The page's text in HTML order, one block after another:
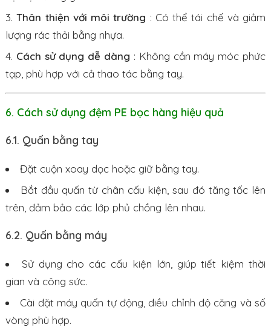
Thân thiện với môi trường : Có thể tái chế và giảm
lượng rác thải bằng nhựa.
Cách sử dụng dễ dàng : Không cần máy móc phức
tạp, phù hợp với cả thao tác bằng tay.
6. Cách sử dụng đệm PE bọc hàng hiệu quả
6.1. Quấn bằng tay
Đặt cuộn xoay dọc hoặc giữ bằng tay.
Bắt đầu quấn từ chân cấu kiện, sau đó tăng tốc lên
trên, đảm bảo các lớp phủ chồng lên nhau.
6.2. Quấn bằng máy
Sử dụng cho các cấu kiện lớn, giúp tiết kiệm thời
gian và công sức.
Cài đặt máy quấn tự động, điều chỉnh độ căng và số
vòng phù hợp.